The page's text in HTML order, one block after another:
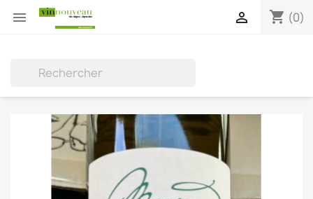
 shopping_cart (0)

